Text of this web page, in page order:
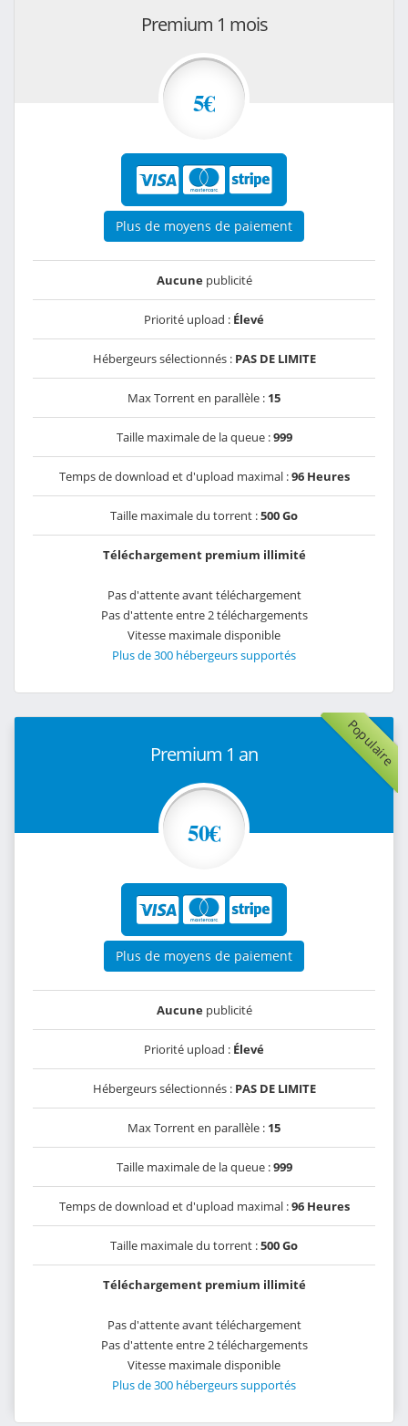
Premium 1 mois
5€
Plus de moyens de paiement
Aucunepublicité
Priorité upload : Élevé
Hébergeurs sélectionnés : PAS DE LIMITE
Max Torrent en parallèle : 15
Taille maximale de la queue :999
Temps de download et d'upload maximal :96 Heures
Taille maximale du torrent :500 Go
Téléchargement premium illimité
Pas d'attente avant téléchargement
Pas d'attente entre 2 téléchargements
Vitesse maximale disponible
Plus de 300 hébergeurs supportés
Populaire
Premium 1 an
50€
Plus de moyens de paiement
Aucunepublicité
Priorité upload : Élevé
Hébergeurs sélectionnés : PAS DE LIMITE
Max Torrent en parallèle : 15
Taille maximale de la queue :999
Temps de download et d'upload maximal :96 Heures
Taille maximale du torrent :500 Go
Téléchargement premium illimité
Pas d'attente avant téléchargement
Pas d'attente entre 2 téléchargements
Vitesse maximale disponible
Plus de 300 hébergeurs supportés